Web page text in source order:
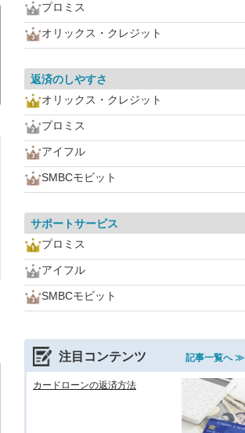
プロミス
オリックス・クレジット
返済のしやすさ
オリックス・クレジット
プロミス
アイフル
SMBCモビット
サポートサービス
プロミス
アイフル
SMBCモビット
注目コンテンツ 記事一覧へ ≫
カードローンの返済方法